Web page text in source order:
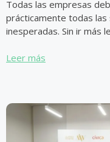
Todas las empresas
prácticamente todas las
inesperadas. Sin ir más
Leer más